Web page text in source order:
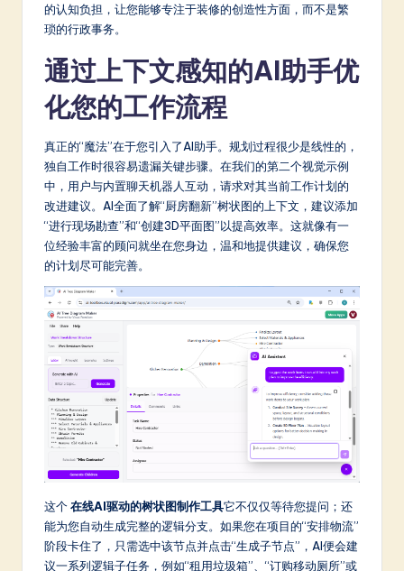
的认知负担，让您能够专注于装修的创造性方面，而不是繁
琐的行政事务。
通过上下文感知的AI助手优
化您的工作流程
真正的“魔法”在于您引入了AI助手。规划过程很少是线性的，
独自工作时很容易遗漏关键步骤。在我们的第二个视觉示例
中，用户与内置聊天机器人互动，请求对其当前工作计划的
改进建议。AI全面了解“厨房翻新”树状图的上下文，建议添加
“进行现场勘查”和“创建3D平面图”以提高效率。这就像有一
位经验丰富的顾问就坐在您身边，温和地提供建议，确保您
的计划尽可能完善。
这个在线AI驱动的树状图制作工具它不仅仅等待您提问；还
能为您自动生成完整的逻辑分支。如果您在项目的“安排物流”
阶段卡住了，只需选中该节点并点击“生成子节点”，AI便会建
议一系列逻辑子任务，例如“租用垃圾箱”、“订购移动厕所”或